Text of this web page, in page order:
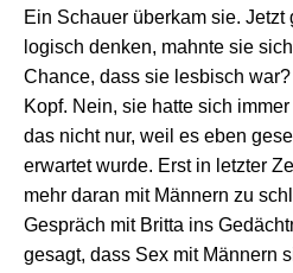
Ein Schauer überkam sie.
logisch denken, mahnte sie
Chance, dass sie lesbisch
Kopf. Nein, sie hatte sich
das nicht nur, weil es eben
erwartet wurde. Erst in letzter
mehr daran mit Männern zu
Gespräch mit Britta ins
gesagt, dass Sex mit Männern